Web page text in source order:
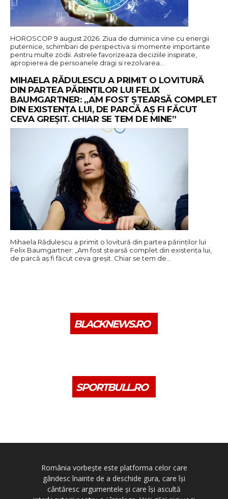
HOROSCOP 9 august 2026. Ziua de duminica vine cu energii
puternice, schimbari de perspectiva si momente importante
pentru multe zodii. Astrele favorizeaza deciziile inspirate,
apropierea de persoanele dragi si rezolvarea…
MIHAELA RĂDULESCU A PRIMIT O LOVITURĂ
DIN PARTEA PĂRINȚILOR LUI FELIX
BAUMGARTNER: „AM FOST ȘTEARSĂ COMPLET
DIN EXISTENȚA LUI, DE PARCĂ AȘ FI FĂCUT
CEVA GREȘIT. CHIAR SE TEM DE MINE”
Mihaela Rădulescu a primit o lovitură din partea părinților lui
Felix Baumgartner: „Am fost ștearsă complet din existența lui,
de parcă aș fi făcut ceva greșit. Chiar se tem de…
BLACKNEWS.RO
SPORTBULL.RO
România vorbește este platforma celor care
gândesc înainte de a deschide gura, care își
cântăresc argumentele și care își ascultă